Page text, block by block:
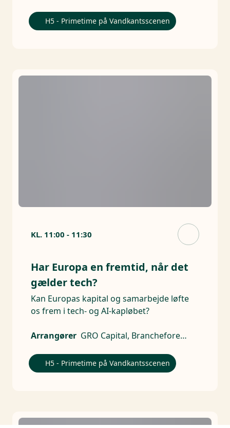
H5 - Primetime på Vandkantsscenen
KL. 11:00 - 11:30
Har Europa en fremtid, når det
gælder tech?
Kan Europas kapital og samarbejde løfte
os frem i tech- og AI-kapløbet?
Arrangører GRO Capital, Brancheforeningen for Aktive Ejere
H5 - Primetime på Vandkantsscenen